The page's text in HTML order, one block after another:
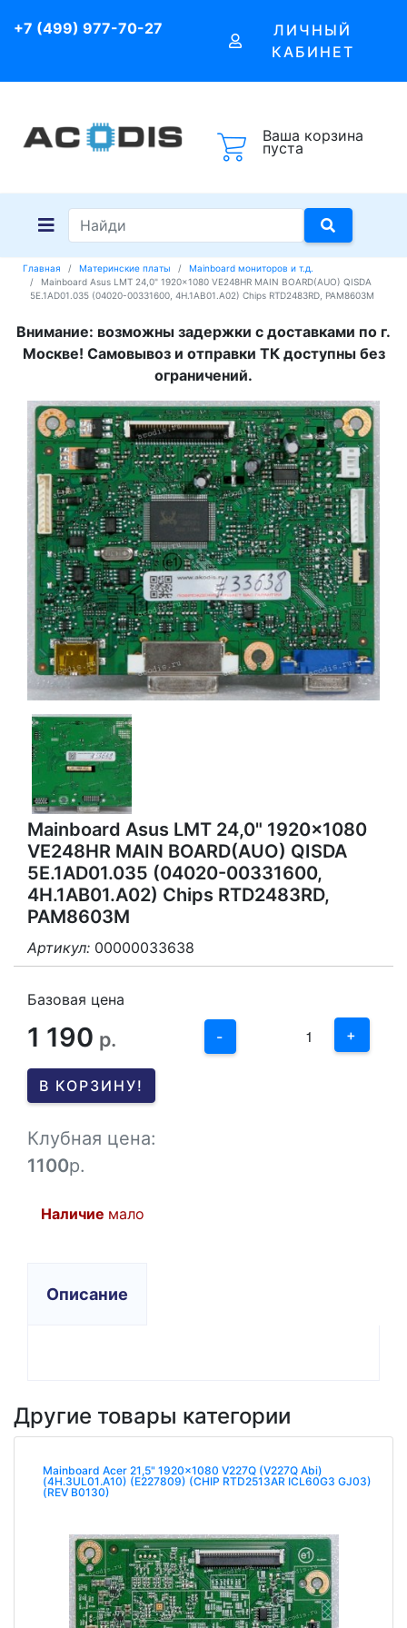
+7 (499) 977-70-27
ЛИЧНЫЙ
КАБИНЕТ
Ваша корзина
пуста
Главная Материнские платы
Mainboard мониторов и т.д.
Mainboard Asus LMT 24,0" 1920x1080 VE248HR MAIN BOARD(AUO) QISDA
5E.1AD01.035 (04020-00331600, 4H.1AB01.A02) Chips RTD2483RD, PAM8603M
Внимание: возможны задержки с доставками по г.
Москве! Самовывоз и отправки ТК доступны без
ограничений.
Mainboard Asus LMT 24,0" 1920x1080
VE248HR MAIN BOARD(AUO) QISDA
5E.1AD01.035 (04020-00331600,
4H.1AB01.A02) Chips RTD2483RD,
PAM8603M
Артикул: 00000033638
Базовая цена
1 190 р. -
3
1
+
В КОРЗИНУ!
Клубная цена:
1100р.
Наличие мало
Описание
Другие товары категории
Mainboard Acer 21,5" 1920x1080 V227Q (V227Q Abi)
(4H.3UL01.A10) (E227809) (CHIP RTD2513AR ICL60G3 GJ03)
(REV B0130)